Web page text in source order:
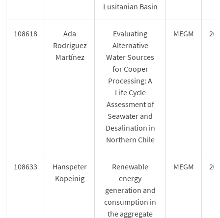
Lusitanian Basin
108618
Ada
Rodríguez
Martínez
Evaluating
Alternative
Water Sources
for Cooper
Processing: A
Life Cycle
Assessment of
Seawater and
Desalination in
Northern Chile
MEGM
108633
Hanspeter
Kopeinig
Renewable
energy
generation and
consumption in
the aggregate
MEGM